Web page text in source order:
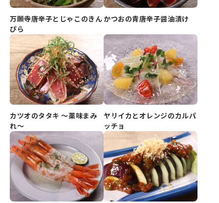
万願寺唐辛子とじゃこのきん
ぴら
かつおの青唐辛子醤油漬け
カツオのタタキ ～薬味まみ
れ～
ヤリイカとオレンジのカルパ
ッチョ